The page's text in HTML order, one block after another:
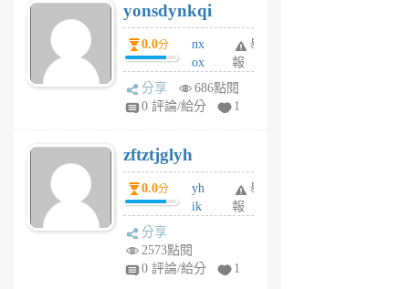
6
個
月
前
yonsdynkqi
0.0分
nx
ox
rh
pe
月
前
舉
報
分享
686點閱
0 評論/給分
1
zftztjglyh
0.0分
yh
ik
tu
舉
報
分享
2573點閱
0 評論/給分
1